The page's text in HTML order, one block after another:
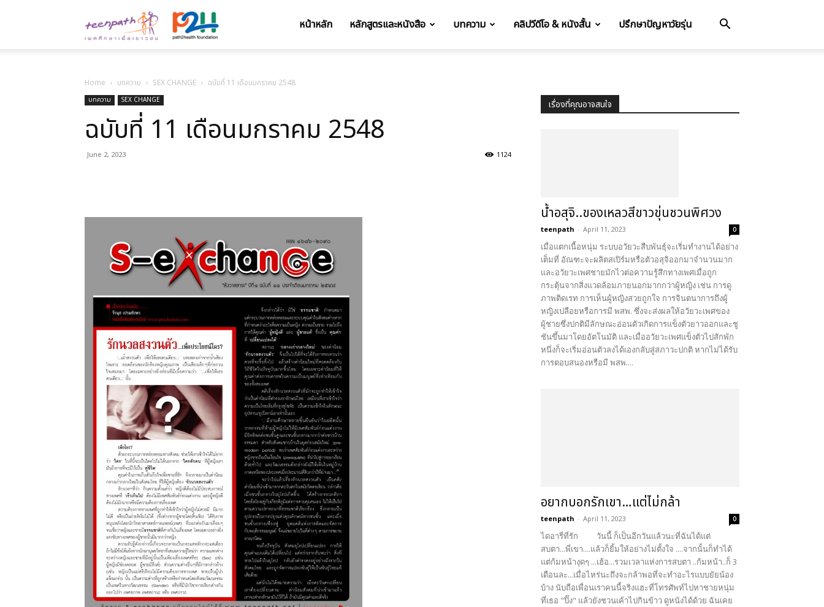
ศึกษา
เยาวชน
หน้าหลัก หลักสูตรและหนังสือ บทความ คลิปวีดีโอ & หนังสั้น ปรึกษาปัญหาวัยรุ่น
Home บทความ SEX CHANGE ฉบับที่ 11 เดือนมกราคม 2548
บทความ SEX CHANGE
ฉบับที่ 11 เดือนมกราคม 2548
June 2, 2023 1124
เรื่องที่คุณอาจสนใจ
น้ำอสุจิ..ของเหลวสีขาวขุ่นชวนพิศวง
teenpath - April 11, 2023 0
เมื่อแตกเนื้อหนุ่ม ระบบอวัยวะสืบพันธุ์จะเริ่มทำงานได้อย่าง
เต็มที่ อัณฑะจะผลิตสเปิร์มหรือตัวอสุจิออกมาจำนวนมาก
และอวัยวะเพศชายมักไวต่อความรู้สึกทางเพศเมื่อถูก
กระตุ้นจากสิ่งแวดล้อมภายนอกมากกว่าผู้หญิง เช่น การดู
ภาพติดเรท การเห็นผู้หญิงสวยถูกใจ การจินตนาการถึงผู้
หญิงเปลือยหรือการมี พสพ. ซึ่งจะส่งผลให้อวัยวะเพศของ
ผู้ชายซึ่งปกติมีลักษณะอ่อนตัวเกิดการแข็งตัวยาวออกและชู
ชันขึ้นมาโดยอัตโนมัติ และเมื่ออวัยวะเพศแข็งตัวไปสักพัก
หนึ่งก็จะเริ่มอ่อนตัวลงได้เองกลับสู่สภาวะปกติ หากไม่ได้รับ
การตอบสนองหรือมี พสพ....
อยากบอกรักเขา…แต่ไม่กล้า
teenpath - April 11, 2023 0
ไดอารี่ที่รัก วันนี้ ก็เป็นอีกวันแล้วนะที่ฉันได้แต่
สบตา...พี่เขา....แล้วก็ยิ้มให้อย่างไม่ตั้งใจ ....จากนั้นก็ทำได้
แต่ก้มหน้างุดๆ ...เฮ้อ...รวมเวลาแห่งการสบตา ..ก้มหน้า..ก็ 3
เดือนละ...เมื่อไหร่นะถึงจะกล้าพอที่จะทำอะไรแบบยัยน้อง
บ้าง นับถือเพื่อนเราคนนี้จริงแฮะที่โทรศัพท์ไปหาชายหนุ่ม
ที่เธอ "ปิ๊ง" แล้วยังชวนเค้าไปกินข้าว ดูหนังได้ด้วย ฉันเคย